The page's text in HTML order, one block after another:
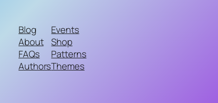
Blog
About
FAQs
Authors
Events
Shop
Patterns
Themes